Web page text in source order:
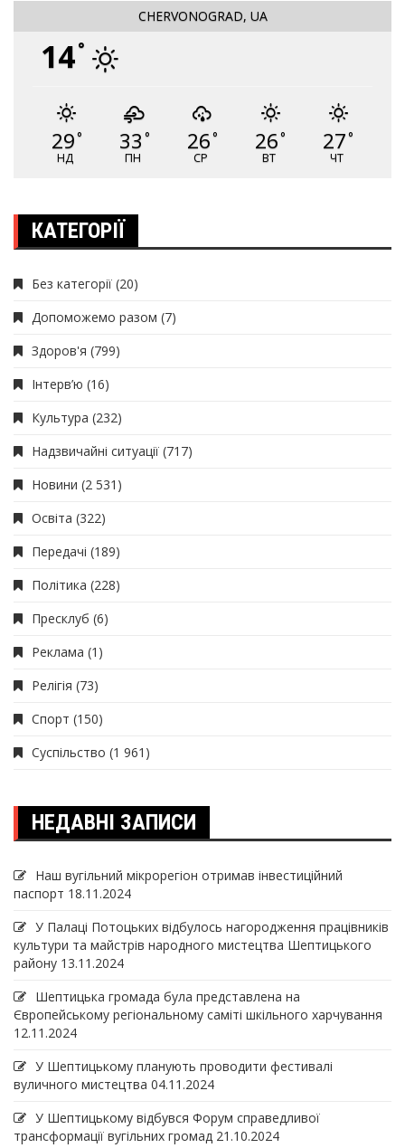
CHERVONOGRAD, UA
14°
29°
НД
33 °
ПН
26°
СР
26°
ВТ
27°
ЧТ
КАТЕГОРІЇ
Без категорії (20)
Допоможемо разом (7)
Здоров'я (799)
Інтерв’ю (16)
Культура (232)
Надзвичайні ситуації (717)
Новини (2 531)
Освіта (322)
Передачі (189)
Політика (228)
Пресклуб (6)
Реклама (1)
Релігія (73)
Спорт (150)
Суспільство (1 961)
НЕДАВНІ ЗАПИСИ
Наш вугільний мікрорегіон отримав інвеcтиційний
паспорт 18.11.2024
У Палаці Потоцьких відбулось нагородження працівників
культури та майстрів народного мистецтва Шептицького
району 13.11.2024
Шептицька громада була представлена на
Європейському регіональному саміті шкільного харчування
12.11.2024
У Шептицькому планують проводити фестивалі
вуличного мистецтва 04.11.2024
У Шептицькому відбувся Форум справедливої
трансформації вугільних громад 21.10.2024